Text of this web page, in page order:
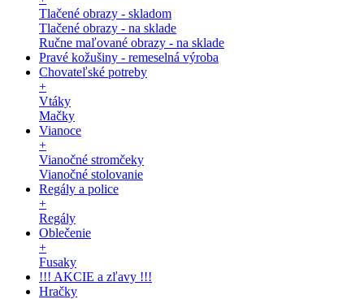
Tlačené obrazy - skladom
Tlačené obrazy - na sklade
Ručne maľované obrazy - na sklade
Pravé kožušiny - remeselná výroba
Chovateľské potreby
+
Vtáky
Mačky
Vianoce
+
Vianočné stromčeky
Vianočné stolovanie
Regály a police
+
Regály
Oblečenie
+
Fusaky
!!! AKCIE a zľavy !!!
Hračky